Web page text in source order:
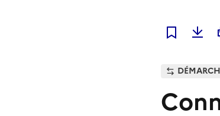
Ajouter à